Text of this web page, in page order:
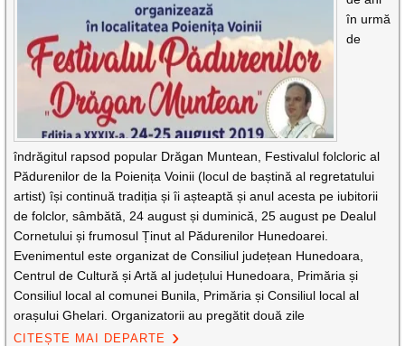
în urmă
de
îndrăgitul rapsod popular Drăgan Muntean, Festivalul folcloric al
Pădurenilor de la Poienița Voinii (locul de baștină al regretatului
artist) își continuă tradiția și îi așteaptă și anul acesta pe iubitorii
de folclor, sâmbătă, 24 august și duminică, 25 august pe Dealul
Cornetului și frumosul Ținut al Pădurenilor Hunedoarei.
Evenimentul este organizat de Consiliul județean Hunedoara,
Centrul de Cultură și Artă al județului Hunedoara, Primăria și
Consiliul local al comunei Bunila, Primăria și Consiliul local al
orașului Ghelari. Organizatorii au pregătit două zile
CITEȘTE MAI DEPARTE